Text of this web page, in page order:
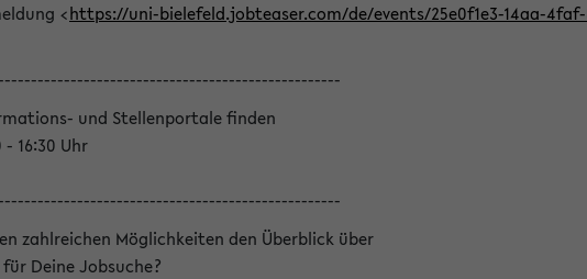
<https://uni-bielefeld.jobteaser.com/de/events/25e0f1e3-14aa-
und Stellenportale finden
16:30 Uhr
zahlreichen Möglichkeiten den Überblick über
Deine Jobsuche?